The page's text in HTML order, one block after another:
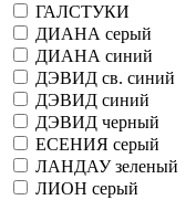
ГАЛСТУКИ
ДИАНА серый
ДИАНА синий
ДЭВИД св. синий
ДЭВИД синий
ДЭВИД черный
ЕСЕНИЯ серый
ЛАНДАУ зеленый
ЛИОН серый